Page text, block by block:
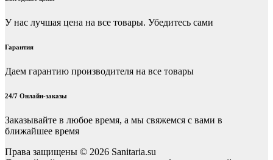
У нас лучшая цена на все товары. Убедитесь сами
Гарантия
Даем гарантию производителя на все товары
24/7 Онлайн-заказы
Заказывайте в любое время, а мы свяжемся с вами в
ближайшее время
Права защищены © 2026 Sanitaria.su